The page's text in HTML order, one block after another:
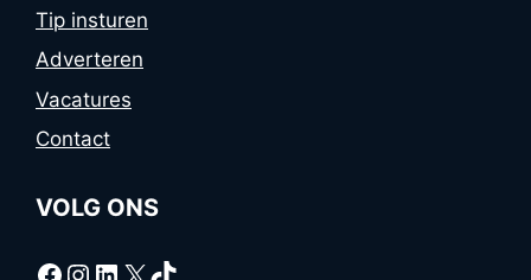
Tip insturen
Adverteren
Vacatures
Contact
VOLG ONS